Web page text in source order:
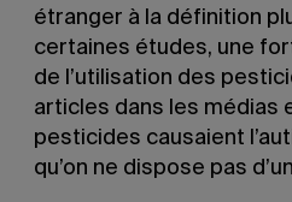
étranger à la définition
certaines études, une
de l’utilisation des
articles dans les médias
pesticides causaient
qu’on ne dispose pas